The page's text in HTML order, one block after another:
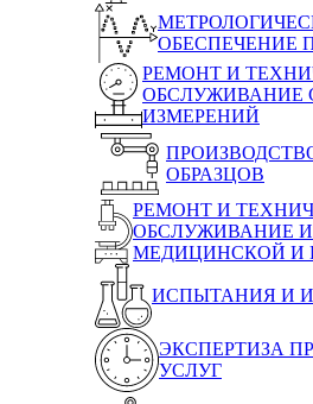
ОБЕСПЕЧЕНИЕ
РЕМОНТ И
ОБСЛУЖИВАНИЕ
ИЗМЕРЕНИЙ
ОБРАЗЦОВ
РЕМОНТ И
ОБСЛУЖИВАНИЕ
МЕДИЦИНСКОЙ И
ИСПЫТАНИЯ И
ЭКСПЕРТИЗА
УСЛУГ